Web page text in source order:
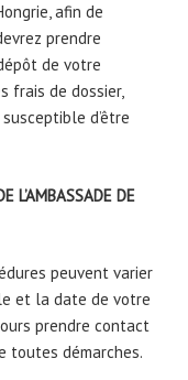
afin de
prendre
de votre
frais de dossier,
d’être
L’AMBASSADE DE
peuvent varier
et la date de votre
prendre contact
toutes démarches.